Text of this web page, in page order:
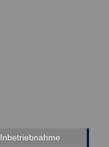
Inbetriebnahme